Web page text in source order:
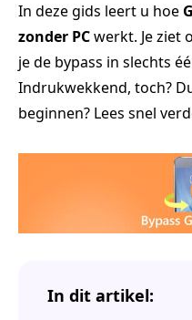
In deze gids leert u hoe
zonder PCwerkt. Je ziet
je de bypass in slechts
Indrukwekkend, toch?
beginnen? Lees snel
In dit artikel: